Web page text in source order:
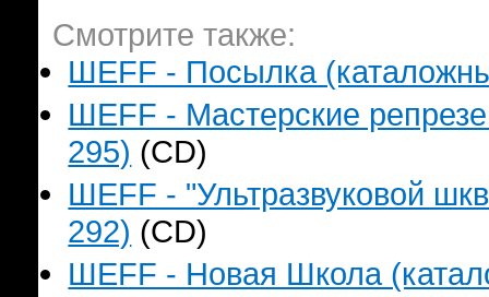
Смотрите также:
ШЕFF - Посылка
ШЕFF - Мастерские
295) (CD)
ШЕFF - "Ультразвуковой
292) (CD)
ШЕFF - Новая Школа